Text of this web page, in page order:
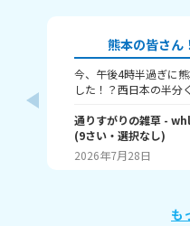
熊本の皆さん
今、午後4時半過ぎに
した！？西日本の半分
な！？
通りすがりの雑草 -
(9さい・ 選択なし)
2026年7月28日
も